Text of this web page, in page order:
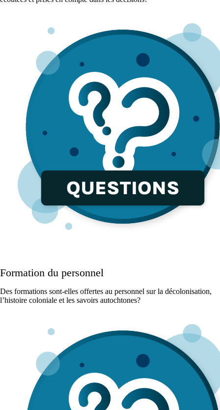
Formation du personnel
Des formations sont-elles offertes au personnel sur la décolonisation,
l’histoire coloniale et les savoirs autochtones?